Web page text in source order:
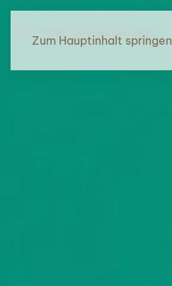
Zum Hauptinhalt springen
TC GW Vilsbiburg